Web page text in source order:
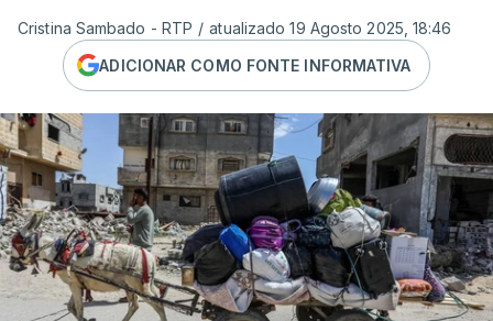
Cristina Sambado - RTP / atualizado 19 Agosto 2025, 18:46
ADICIONAR COMO FONTE INFORMATIVA